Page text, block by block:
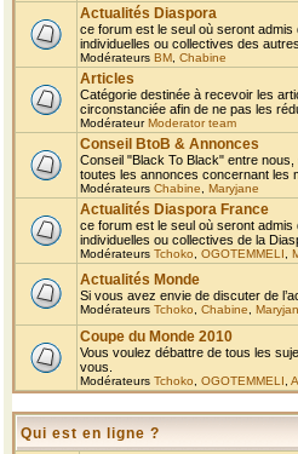
Actualités Diaspora
ce forum est le seul où seront
individuelles ou collectives des
Modérateurs BM Chabine
Articles
Catégorie destinée à recevoir les
circonstanciée afin de ne pas les
ModérateurModerator team
Conseil BtoB & Annonces
Conseil "Black To Black" entre
toutes les annonces concernant les
Modérateurs Chabine Maryjane
Actualités Diaspora France
ce forum est le seul où seront
individuelles ou collectives de la
Modérateurs Tchoko OGOTEMMELI
Actualités Monde
Si vous avez envie de discuter de
Modérateurs Tchoko Chabine
Coupe du Monde 2010
Vous voulez débattre de tous les
vous.
Modérateurs Tchoko OGOTEMMELI
Qui est en ligne ?